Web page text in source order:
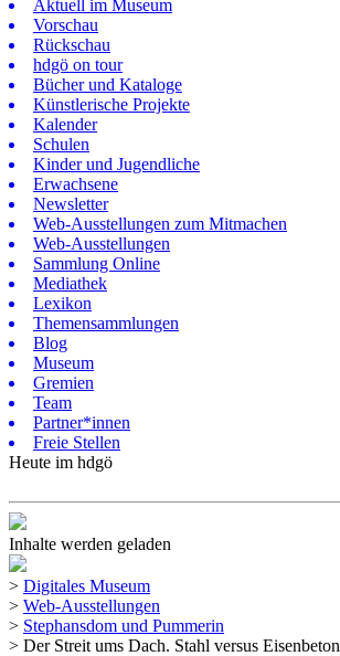
Aktuell im Museum
Vorschau
Rückschau
hdgö on tour
Bücher und Kataloge
Künstlerische Projekte
Kalender
Schulen
Kinder und Jugendliche
Erwachsene
Newsletter
Web-Ausstellungen zum Mitmachen
Web-Ausstellungen
Sammlung Online
Mediathek
Lexikon
Themensammlungen
Blog
Museum
Gremien
Team
Partner*innen
Freie Stellen
Heute im hdgö
Inhalte werden geladen
> Digitales Museum
> Web-Ausstellungen
> Stephansdom und Pummerin
> Der Streit ums Dach. Stahl versus Eisenbeton